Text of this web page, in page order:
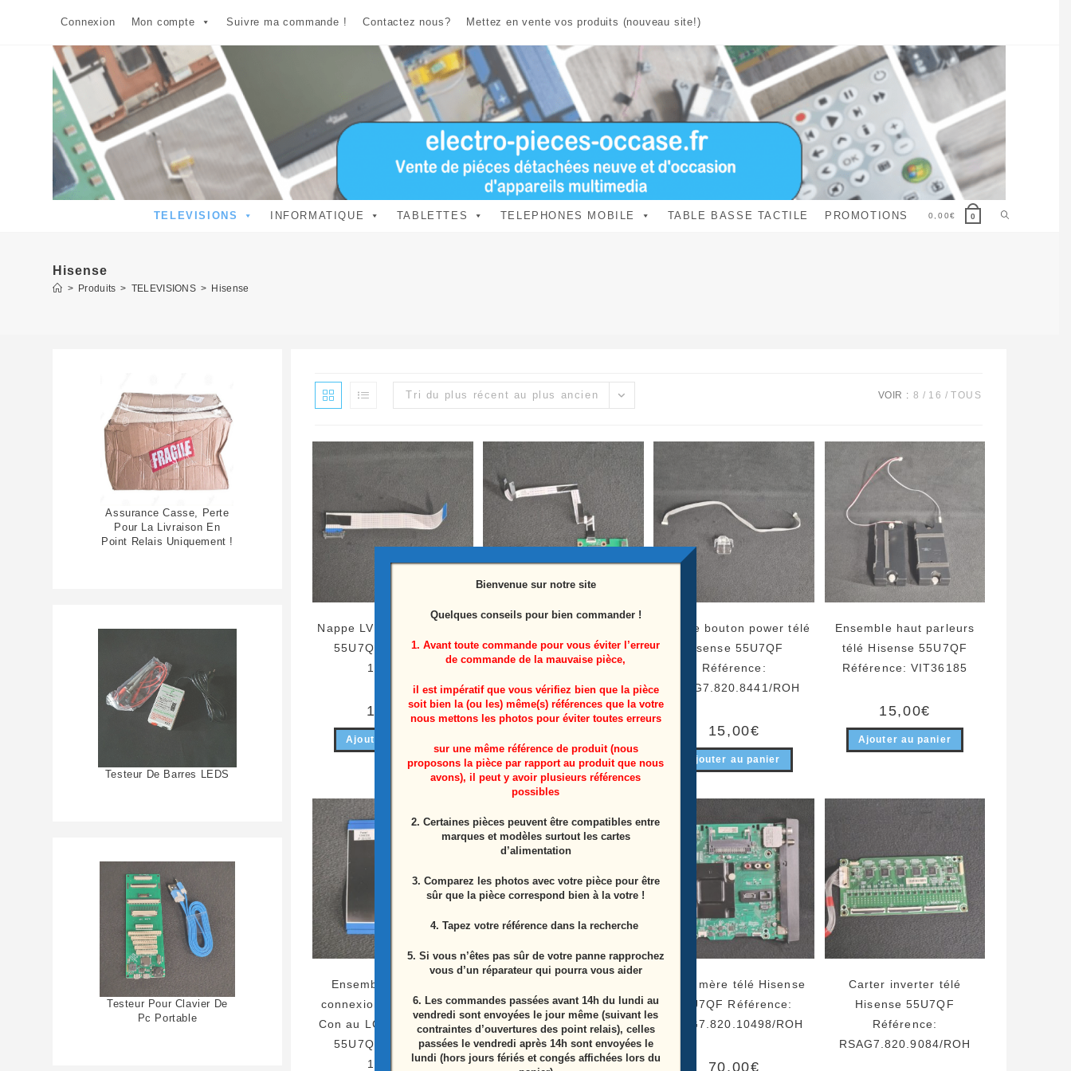
Connexion Mon compte Suivre ma commande ! Contactez nous? Mettez en vente vos produits (nouveau site!)
TELEVISIONS INFORMATIQUE TABLETTES TELEPHONES MOBILE TABLE BASSE TACTILE PROMOTIONS 0,00€ 0 Toggle
Hisense
> Produits > TELEVISIONS > Hisense
Tri du plus récent au plus ancien VOIR : 8 16 TOUS
Nappe LVDS télé Hisense
55U7QF Référence:
1230688
10,00€
Ajouter au panier
55U7QF Référence:
2019AP12685
10,00€
Module bouton power télé
Hisense 55U7QF
Référence:
RSAG7.820.8441/ROH
15,00€
Ajouter au panier
Ensemble haut parleurs
télé Hisense 55U7QF
Référence: VIT36185
15,00€
Ajouter au panier
Ensemble nappes de
connexion de la carte T-
Con au LCD télé Hisense
55U7QF Référence:
1246356
ÉPUISÉ
55U7QF Référence:
RSAG7.820.9447/ROH
25,00
Carte mère télé Hisense
55U7QF Référence:
RSAG7.820.10498/ROH
70,00€
Carter inverter télé
Hisense 55U7QF
Référence:
RSAG7.820.9084/ROH
Assurance Casse, Perte
Pour La Livraison En
Point Relais Uniquement !
Testeur De Barres LEDS
Testeur Pour Clavier De
Pc Portable
Bienvenue sur notre site
Quelques conseils pour bien commander !
1. Avant toute commande pour vous éviter l’erreur
de commande de la mauvaise pièce,
il est impératif que vous vérifiez bien que la pièce
soit bien la (ou les) même(s) références que la votre
nous mettons les photos pour éviter toutes erreurs
sur une même référence de produit (nous
proposons la pièce par rapport au produit que nous
avons), il peut y avoir plusieurs références
possibles
2. Certaines pièces peuvent être compatibles entre
marques et modèles surtout les cartes
d’alimentation
3. Comparez les photos avec votre pièce pour être
sûr que la pièce correspond bien à la votre !
4. Tapez votre référence dans la recherche
5. Si vous n’êtes pas sûr de votre panne rapprochez
vous d’un réparateur qui pourra vous aider
6. Les commandes passées avant 14h du lundi au
vendredi sont envoyées le jour même (suivant les
contraintes d’ouvertures des point relais), celles
passées le vendredi après 14h sont envoyées le
lundi (hors jours fériés et congés affichées lors du